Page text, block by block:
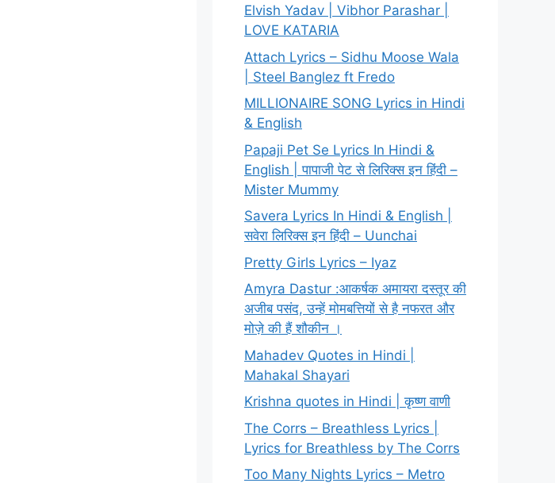
Elvish Yadav | Vibhor Parashar |
LOVE KATARIA
Attach Lyrics – Sidhu Moose Wala
| Steel Banglez ft Fredo
MILLIONAIRE SONG Lyrics in Hindi
& English
Papaji Pet Se Lyrics In Hindi &
English | पापाजी पेट से लिरिक्स इन हिंदी –
Mister Mummy
Savera Lyrics In Hindi & English |
सवेरा लिरिक्स इन हिंदी – Uunchai
Pretty Girls Lyrics – Iyaz
Amyra Dastur :आकर्षक अमायरा दस्तूर की
अजीब पसंद, उन्हें मोमबत्तियों से है नफरत और
मोज़े की हैं शौकीन ।
Mahadev Quotes in Hindi |
Mahakal Shayari
Krishna quotes in Hindi | कृष्ण वाणी
The Corrs – Breathless Lyrics |
Lyrics for Breathless by The Corrs
Too Many Nights Lyrics – Metro